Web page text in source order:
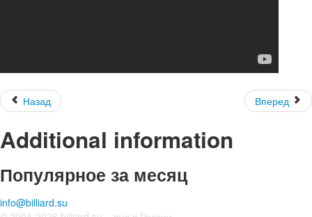
Назад Вперед
Additional information
Популярное за месяц
info@billiard.su